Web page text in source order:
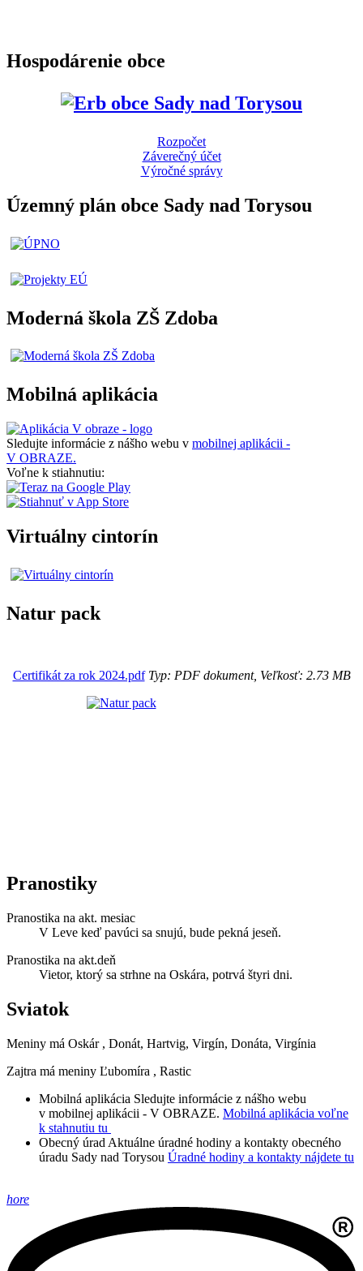
Hospodárenie obce
Rozpočet
Záverečný účet
Výročné správy
Územný plán obce Sady nad Torysou
Moderná škola ZŠ Zdoba
Mobilná aplikácia
Sledujte informácie z nášho webu v mobilnej aplikácii -
V OBRAZE.
Voľne k stiahnutiu:
Virtuálny cintorín
Natur pack
Certifikát za rok 2024.pdfTyp: PDF dokument, Veľkosť: 2.73 MB
Pranostiky
Pranostika na akt. mesiac
V Leve keď pavúci sa snujú, bude pekná jeseň.
Pranostika na akt.deň
Vietor, ktorý sa strhne na Oskára, potrvá štyri dni.
Sviatok
Meniny má Oskár , Donát, Hartvig, Virgín, Donáta, Virgínia
Zajtra má meniny Ľubomíra , Rastic
Mobilná aplikácia Sledujte informácie z nášho webu
v mobilnej aplikácii - V OBRAZE. Mobilná aplikácia voľne
k stahnutiu tu
Obecný úrad Aktuálne úradné hodiny a kontakty obecného
úradu Sady nad Torysou Úradné hodiny a kontakty nájdete tu
hore